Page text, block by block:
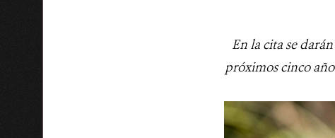
En la cita se
próximos cinco